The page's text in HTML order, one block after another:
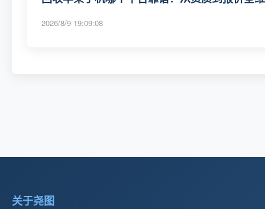
2026/8/9 19:09:08
关于尧图